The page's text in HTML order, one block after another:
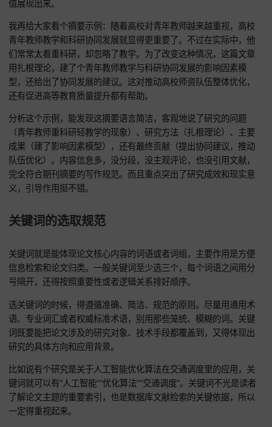
清楚呈现测试结果反映出的性能变化，还有这种性能变化对实
程应用可能有的积极影响。整个摘要得保证信息完整，让读者
短时间内对全文有个清晰的印象，也能在数据库检索里把论文
值展现出来。
我再给大家看个摘要示例：随着高校对青年教师越来越重视，
青年教师教学和科研协同发展就显得更重要了。不过在实际中
们常常太看重科研，却忽略了教学。为了改变这种情况，这篇
用扎根理论，建了个青年教师教学与科研协同发展的影响因素
型，还给出了协同发展的建议。这对推动高校师资队伍整体优
还有促进高等教育质量提升都有帮助。
（青年教师重科研轻教学的现象）、研究方法（扎根理论）、
队伍优化）。内容信息多，没分段，没主观评论，也没引用文
完全符合期刊摘要的写作规范。而且重点突出了研究成效和现
义，引导作用挺不错。
关键词的选取规范
信息检索和论文归类。一般关键词至少选三个，每个词语之间
号隔开，还得按照重要性或者逻辑关系排好顺序。
选关键词的时候，得遵循准确、简洁、规范的原则。尽量用通